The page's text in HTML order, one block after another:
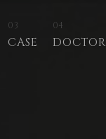
03
CASE
04
DOCTOR